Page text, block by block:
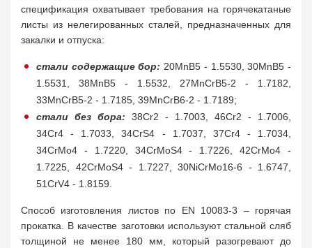
спецификация охватывает требования на горячекатаные
листы из нелегированных сталей, предназначенных для
закалки и отпуска:
стали содержащие бор: 20MnB5 - 1.5530, 30MnB5 -
1.5531, 38MnB5 - 1.5532, 27MnCrB5-2 - 1.7182,
33MnCrB5-2 - 1.7185, 39MnCrB6-2 - 1.7189;
стали без бора: 38Cr2 - 1.7003, 46Cr2 - 1.7006,
34Cr4 - 1.7033, 34CrS4 - 1.7037, 37Cr4 - 1.7034,
34CrMo4 - 1.7220, 34CrMoS4 - 1.7226, 42CrMo4 -
1.7225, 42CrMoS4 - 1.7227, 30NiCrMo16-6 - 1.6747,
51CrV4 - 1.8159.
Способ изготовления листов по EN 10083-3 – горячая
прокатка. В качестве заготовки используют стальной сляб
толщиной не менее 180 мм, который разогревают до